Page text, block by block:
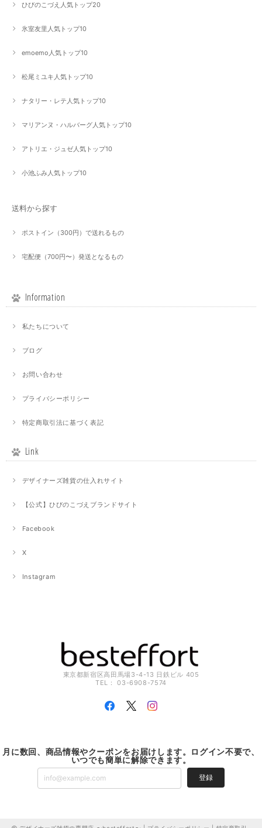
ひびのこづえ人気トップ20
氷室友里人気トップ10
emoemo人気トップ10
松尾ミユキ人気トップ10
ナタリー・レテ人気トップ10
マリアンヌ・ハルバーグ人気トップ10
アトリエ・ジュゼ人気トップ10
小池ふみ人気トップ10
送料から探す
ポストイン（300円）で送れるもの
宅配便（700円〜）発送となるもの
Information
私たちについて
ブログ
お問い合わせ
プライバシーポリシー
特定商取引法に基づく表記
Link
デザイナーズ雑貨の仕入れサイト
【公式】ひびのこづえブランドサイト
Facebook
X
Instagram
東京都新宿区高田馬場3-4-13 日鉄ビル 405
TEL： 03-6908-7574
月に数回、商品情報やクーポンをお届けします。ログイン不要で、
いつでも簡単に解除できます。
登録